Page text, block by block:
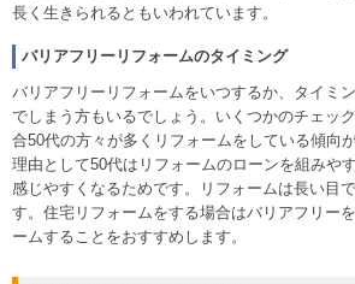
長く生きられるともいわれています。
バリアフリーリフォームのタイミング
バリアフリーリフォームをいつするか、タイミ
でしまう方もいるでしょう。いくつかのチェッ
合50代の方々が多くリフォームをしている傾向が
理由として50代はリフォームのローンを組みや
感じやすくなるためです。リフォームは長い目
す。住宅リフォームをする場合はバリアフリー
ームすることをおすすめします。